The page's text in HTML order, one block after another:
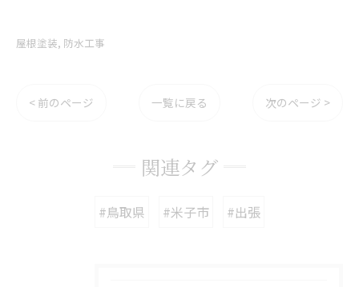
屋根塗装 防水工事
< 前のページ 一覧に戻る 次のページ >
関連タグ
#鳥取県 #米子市 #出張